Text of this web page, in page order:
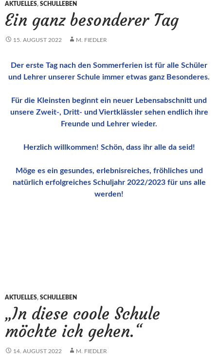
AKTUELLES, SCHULLEBEN
Ein ganz besonderer Tag
15. AUGUST 2022 M. FIEDLER
Der erste Tag nach den Sommerferien ist für alle Schüler
und Lehrer unserer Schule immer etwas ganz Besonderes.
Für die Kleinsten beginnt ein neuer Lebensabschnitt und
unsere Zweit-, Dritt- und Viertklässler sehen endlich ihre
Freunde und Lehrer wieder.
Herzlich willkommen! Schön, dass ihr alle da seid!
Möge es ein gesundes, erlebnisreiches, fröhliches und
natürlich erfolgreiches Schuljahr 2022/2023 für uns alle
werden!
AKTUELLES, SCHULLEBEN
„In diese coole Schule
möchte ich gehen.“
14. AUGUST 2022 M. FIEDLER